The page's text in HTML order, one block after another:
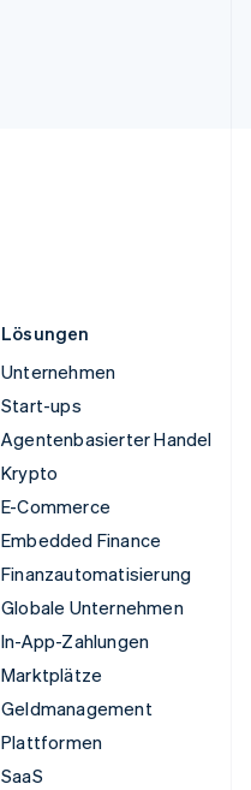
Lösungen
Unternehmen
Start-ups
Agentenbasierter Handel
Krypto
E-Commerce
Embedded Finance
Finanzautomatisierung
Globale Unternehmen
In-App-Zahlungen
Marktplätze
Geldmanagement
Plattformen
SaaS